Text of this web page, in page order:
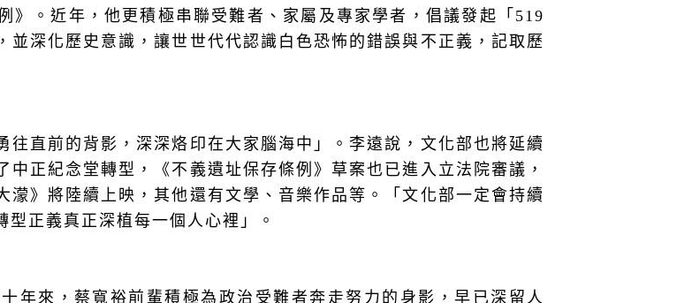
》。近年，他更積極串聯受難者、家屬及專家學者，倡議發起「 519
深化歷史意識，讓世世代代認識白色恐怖的錯誤與不正義，記取歷
往直前的背影，深深烙印在大家腦海中」。李遠說，文化部也將延續
正紀念堂轉型，《不義遺址保存條例》草案也已進入立法院審議，
》將陸續上映，其他還有文學、音樂作品等。「文化部一定會持續
正義真正深植每一個人心裡」。
年來，蔡寬裕前輩積極為政治受難者奔走努力的身影，早已深留人